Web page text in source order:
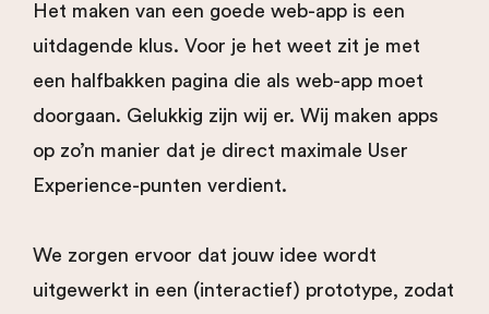
Het maken van een goede web-app is een
uitdagende klus. Voor je het weet zit je met
een halfbakken pagina die als web-app moet
doorgaan. Gelukkig zijn wij er. Wij maken apps
op zo’n manier dat je direct maximale User
Experience-punten verdient.
We zorgen ervoor dat jouw idee wordt
uitgewerkt in een (interactief) prototype, zodat